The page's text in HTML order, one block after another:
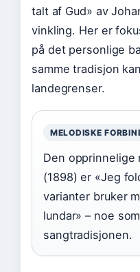
talt af Gud» av
vinkling. Her er
på det personlige
samme tradisjon
landegrenser.
MELODISKE
Den opprinnelige
(1898) er «Jeg
varianter bruker
lundar» – noe
sangtradisjonen.